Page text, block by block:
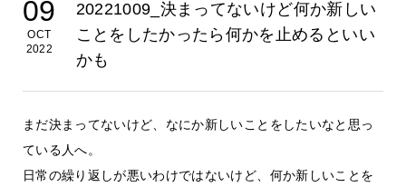
09
OCT
2022
20221009_決まってないけど何か新しい
ことをしたかったら何かを止めるといい
かも
まだ決まってないけど、なにか新しいことをしたいなと思っ
ている人へ。
日常の繰り返しが悪いわけではないけど、何か新しいことを